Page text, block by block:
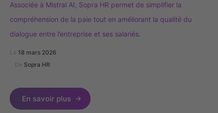
Associée à Mistral AI, Sopra HR permet de simplifier la
compréhension de la paie tout en améliorant la qualité du
dialogue entre l’entreprise et ses salariés.
18 mars 2026
Sopra HR
En savoir plus